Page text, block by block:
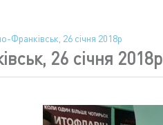
Франківськ, 26 січня 2018р
26 січня 2018р